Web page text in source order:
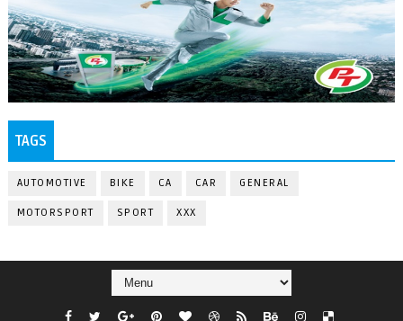
TAGS
AUTOMOTIVE BIKE CA CAR GENERAL
MOTORSPORT SPORT XXX